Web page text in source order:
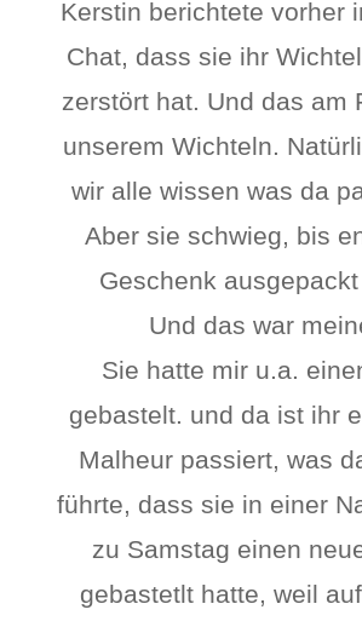
Kerstin berichtete vorher
Chat, dass sie ihr
zerstört hat. Und das am
unserem Wichteln.
wir alle wissen was da
Aber sie schwieg, bis
Geschenk
Und das war
Sie hatte mir u.a.
gebastelt. und da ist ihr
Malheur passiert, was
führte, dass sie in einer
zu Samstag einen
gebastetlt hatte, weil